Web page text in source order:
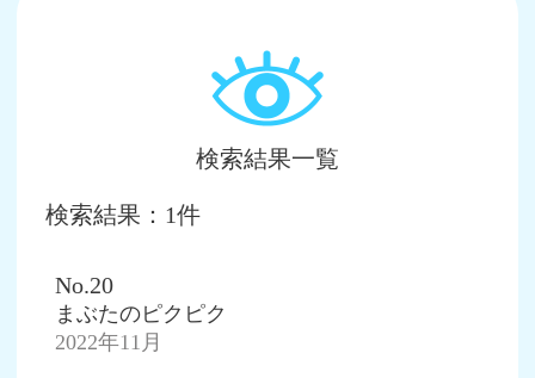
検索結果一覧
検索結果：1件
No.20
まぶたのピクピク
2022年11月